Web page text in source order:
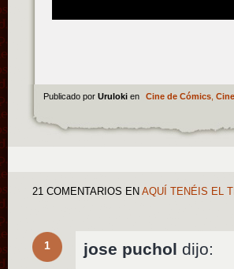
Publicado por Uruloki en Cine de Cómics,
21 COMENTARIOS EN AQUÍ TENÉIS EL
1 jose puchol dijo: